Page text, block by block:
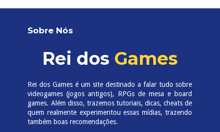
Sobre Nós
Rei dos Games
Rei dos Games é um site destinado a falar tudo sobre
videogames (jogos antigos), RPGs de mesa e board
games. Além disso, trazemos tutoriais, dicas, cheats de
quem realmente experimentou essas mídias, trazendo
também boas recomendações.